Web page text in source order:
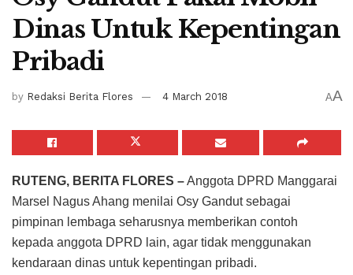
Dinas Untuk Kepentingan
Pribadi
by Redaksi Berita Flores 4 March 2018 AA
RUTENG, BERITA FLORES –Anggota DPRD Manggarai
Marsel Nagus Ahang menilai Osy Gandut sebagai
pimpinan lembaga seharusnya memberikan contoh
kepada anggota DPRD lain, agar tidak menggunakan
kendaraan dinas untuk kepentingan pribadi.